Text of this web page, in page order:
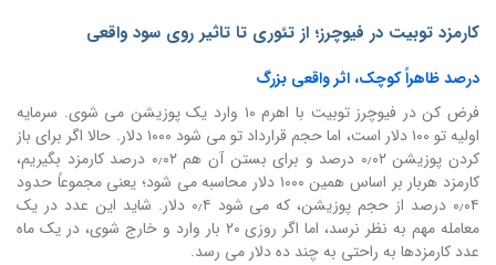
کارمزد توبیت در فیوچرز؛ از تئوری تا تاثیر روی سود واقعی
درصد ظاهراً کوچک، اثر واقعی بزرگ
فرض کن در فیوچرز توبیت با اهرم ۱۰ وارد یک پوزیشن می شوی. سرمایه
اولیه تو ۱۰۰ دلار است، اما حجم قرارداد تو می شود ۱۰۰۰ دلار. حالا اگر برای باز
کردن پوزیشن ۰٫۰۲ درصد و برای بستن آن هم ۰٫۰۲ درصد کارمزد بگیریم،
کارمزد هربار بر اساس همین ۱۰۰۰ دلار محاسبه می شود؛ یعنی مجموعاً حدود
۰٫۰۴ درصد از حجم پوزیشن، که می شود ۰٫۴ دلار. شاید این عدد در یک
معامله مهم به نظر نرسد، اما اگر روزی ۲۰ بار وارد و خارج شوی، در یک ماه
عدد کارمزدها به راحتی به چند ده دلار می رسد.